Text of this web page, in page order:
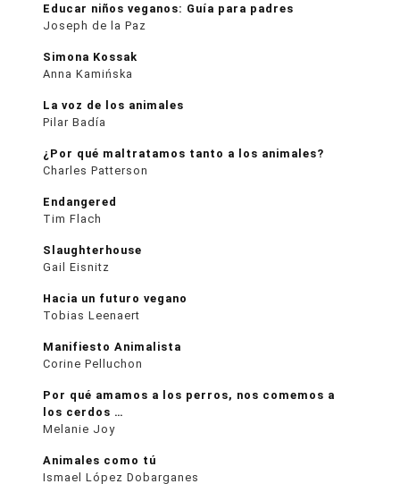
Educar niños veganos: Guía para padres
Joseph de la Paz
Simona Kossak
Anna Kamińska
La voz de los animales
Pilar Badía
¿Por qué maltratamos tanto a los animales?
Charles Patterson
Endangered
Tim Flach
Slaughterhouse
Gail Eisnitz
Hacia un futuro vegano
Tobias Leenaert
Manifiesto Animalista
Corine Pelluchon
Por qué amamos a los perros, nos comemos a
los cerdos …
Melanie Joy
Animales como tú
Ismael López Dobarganes